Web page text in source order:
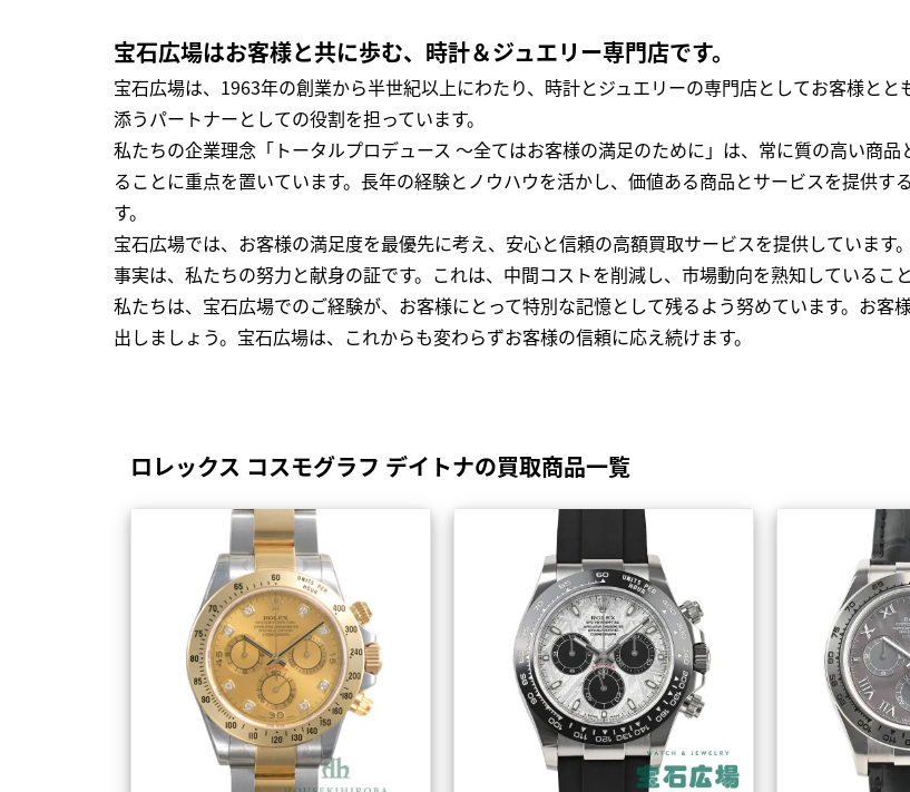
宝石広場はお客様と共に歩む、時計＆ジュエリー専門店です。
宝石広場は、1963年の創業から半世紀以上にわたり、時計とジュエリーの専門店としてお客様と
添うパートナーとしての役割を担っています。
私たちの企業理念「トータルプロデュース ～全てはお客様の満足のために」は、常に質の高い商
ることに重点を置いています。長年の経験とノウハウを活かし、価値ある商品とサービスを提供
す。
宝石広場では、お客様の満足度を最優先に考え、安心と信頼の高額買取サービスを提供していま
事実は、私たちの努力と献身の証です。これは、中間コストを削減し、市場動向を熟知しているこ
私たちは、宝石広場でのご経験が、お客様にとって特別な記憶として残るよう努めています。お客
出しましょう。宝石広場は、これからも変わらずお客様の信頼に応え続けます。
ロレックス コスモグラフ デイトナの買取商品一覧